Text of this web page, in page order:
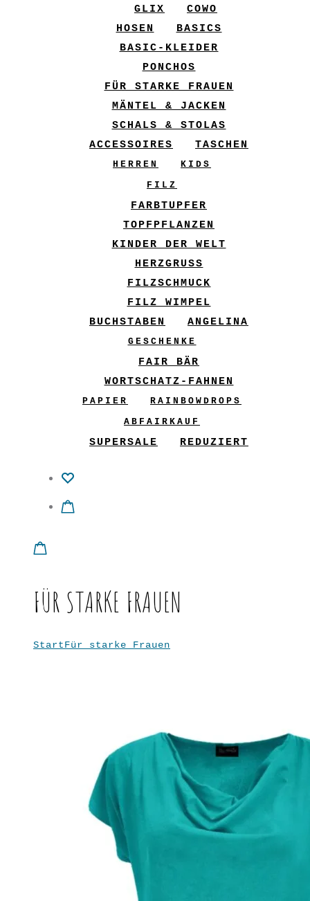
GLIX
COWO
HOSEN
BASICS
BASIC-KLEIDER
PONCHOS
FÜR STARKE FRAUEN
MÄNTEL & JACKEN
SCHALS & STOLAS
ACCESSOIRES
TASCHEN
HERREN
KIDS
FILZ
FARBTUPFER
TOPFPFLANZEN
KINDER DER WELT
HERZGRUSS
FILZSCHMUCK
FILZ WIMPEL
BUCHSTABEN
ANGELINA
GESCHENKE
FAIR BÄR
WORTSCHATZ-FAHNEN
PAPIER
RAINBOWDROPS
ABFAIRKAUF
SUPERSALE REDUZIERT
FÜR STARKE FRAUEN
StartFür starke Frauen